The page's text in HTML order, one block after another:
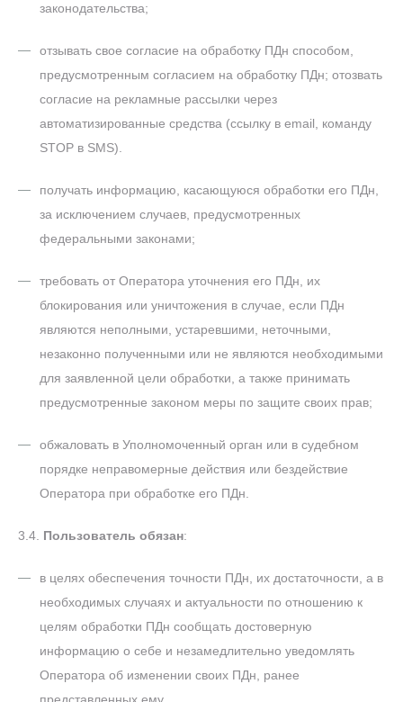
законодательства;
отзывать свое согласие на обработку ПДн способом,
предусмотренным согласием на обработку ПДн; отозвать
согласие на рекламные рассылки через
автоматизированные средства (ссылку в email, команду
STOP в SMS).
получать информацию, касающуюся обработки его ПДн,
за исключением случаев, предусмотренных
федеральными законами;
требовать от Оператора уточнения его ПДн, их
блокирования или уничтожения в случае, если ПДн
являются неполными, устаревшими, неточными,
незаконно полученными или не являются необходимыми
для заявленной цели обработки, а также принимать
предусмотренные законом меры по защите своих прав;
обжаловать в Уполномоченный орган или в судебном
порядке неправомерные действия или бездействие
Оператора при обработке его ПДн.
3.4. Пользователь обязан:
в целях обеспечения точности ПДн, их достаточности, а в
необходимых случаях и актуальности по отношению к
целям обработки ПДн сообщать достоверную
информацию о себе и незамедлительно уведомлять
Оператора об изменении своих ПДн, ранее